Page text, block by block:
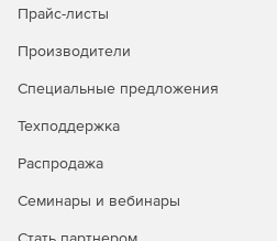
Прайс-листы
Производители
Специальные предложения
Техподдержка
Распродажа
Семинары и вебинары